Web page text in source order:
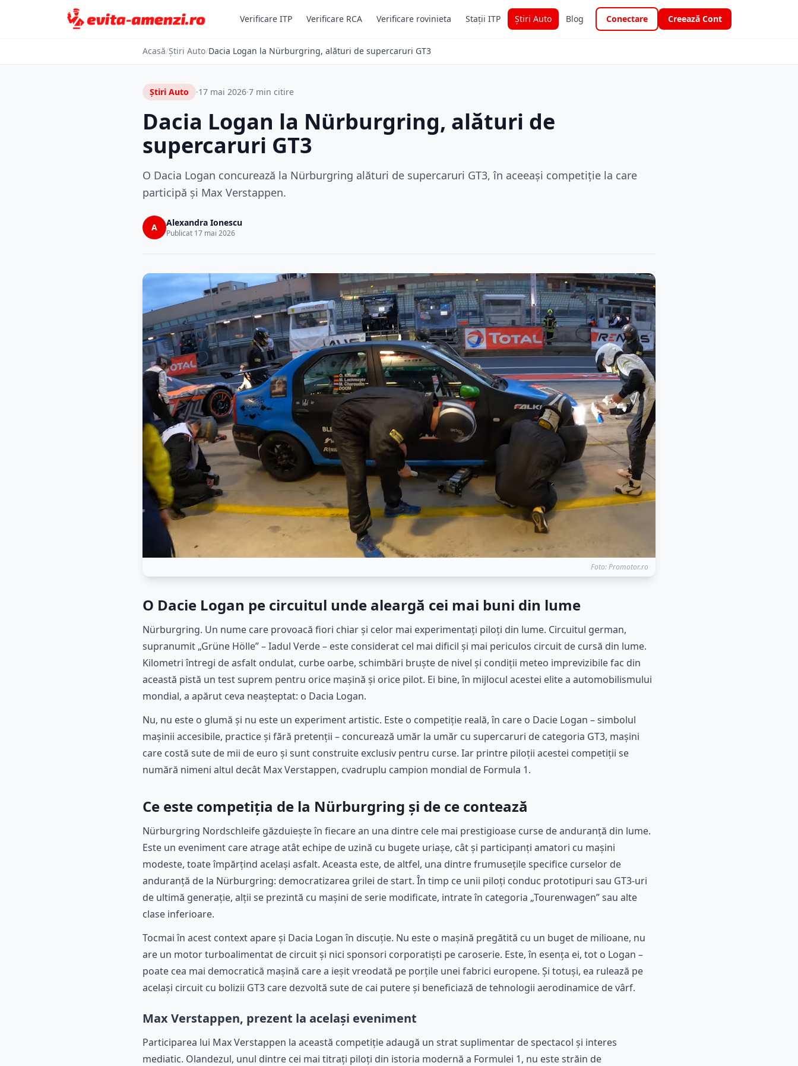
Verificare ITP Verificare RCA Verificare rovinieta Stații ITP Știri Auto Blog Conectare Creează Cont
Acasă/Știri Auto/Dacia Logan la Nürburgring, alături de supercaruri GT3
Știri Auto ·17 mai 2026·7 min citire
Dacia Logan la Nürburgring, alături de
supercaruri GT3
O Dacia Logan concurează la Nürburgring alături de supercaruri GT3, în aceeași competiție la care
participă și Max Verstappen.
A Alexandra Ionescu
Publicat 17 mai 2026
Foto: Promotor.ro
O Dacie Logan pe circuitul unde aleargă cei mai buni din lume
Nürburgring. Un nume care provoacă fiori chiar și celor mai experimentați piloți din lume. Circuitul german,
supranumit „Grüne Hölle” – Iadul Verde – este considerat cel mai dificil și mai periculos circuit de cursă din lume.
Kilometri întregi de asfalt ondulat, curbe oarbe, schimbări bruște de nivel și condiții meteo imprevizibile fac din
această pistă un test suprem pentru orice mașină și orice pilot. Ei bine, în mijlocul acestei elite a automobilismului
mondial, a apărut ceva neașteptat: o Dacia Logan.
Nu, nu este o glumă și nu este un experiment artistic. Este o competiție reală, în care o Dacie Logan – simbolul
mașinii accesibile, practice și fără pretenții – concurează umăr la umăr cu supercaruri de categoria GT3, mașini
care costă sute de mii de euro și sunt construite exclusiv pentru curse. Iar printre piloții acestei competiții se
numără nimeni altul decât Max Verstappen, cvadruplu campion mondial de Formula 1.
Ce este competiția de la Nürburgring și de ce contează
Nürburgring Nordschleife găzduiește în fiecare an una dintre cele mai prestigioase curse de anduranță din lume.
Este un eveniment care atrage atât echipe de uzină cu bugete uriașe, cât și participanți amatori cu mașini
modeste, toate împărțind același asfalt. Aceasta este, de altfel, una dintre frumusețile specifice curselor de
anduranță de la Nürburgring: democratizarea grilei de start. În timp ce unii piloți conduc prototipuri sau GT3-uri
de ultimă generație, alții se prezintă cu mașini de serie modificate, intrate în categoria „Tourenwagen” sau alte
clase inferioare.
Tocmai în acest context apare și Dacia Logan în discuție. Nu este o mașină pregătită cu un buget de milioane, nu
are un motor turboalimentat de circuit și nici sponsori corporatiști pe caroserie. Este, în esența ei, tot o Logan –
poate cea mai democratică mașină care a ieșit vreodată pe porțile unei fabrici europene. Și totuși, ea rulează pe
același circuit cu bolizii GT3 care dezvoltă sute de cai putere și beneficiază de tehnologii aerodinamice de vârf.
Max Verstappen, prezent la același eveniment
Participarea lui Max Verstappen la această competiție adaugă un strat suplimentar de spectacol și interes
mediatic. Olandezul, unul dintre cei mai titrați piloți din istoria modernă a Formulei 1, nu este străin de